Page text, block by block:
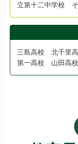
立第十二中学校
三島高校 北千里
第一高校 山田高